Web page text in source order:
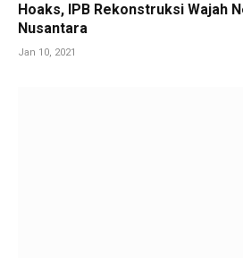
Hoaks, IPB Rekonstruksi Wajah
Nusantara
Jan 10, 2021